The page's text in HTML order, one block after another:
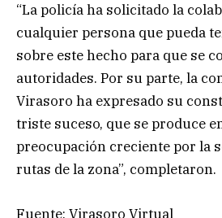
“La policía ha solicitado la
cualquier persona que pueda
sobre este hecho para que se
autoridades. Por su parte, la
Virasoro ha expresado su
triste suceso, que se produce
preocupación creciente por la
rutas de la zona”, completaron.
Fuente: Virasoro Virtual